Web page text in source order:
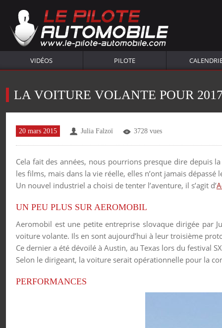
VIDÉOS PILOTE
LA VOITURE VOLANTE POUR
20 mars 2015 Julia Falzoï 3728 vues
Cela fait des années, nous pourrions presque dire depuis
les films, mais dans la vie réelle, elles n’ont jamais dépassé
Un nouvel industriel a choisi de tenter l’aventure, il s’agit d’
UN PEU PLUS SUR AEROMOBIL
Aeromobil est une petite entreprise slovaque dirigée par
voiture volante. Ils en sont aujourd’hui à leur troisième
Ce dernier a été dévoilé à Austin, au Texas lors du festival
Selon le dirigeant, la voiture serait opérationnelle pour la
PERFORMANCES